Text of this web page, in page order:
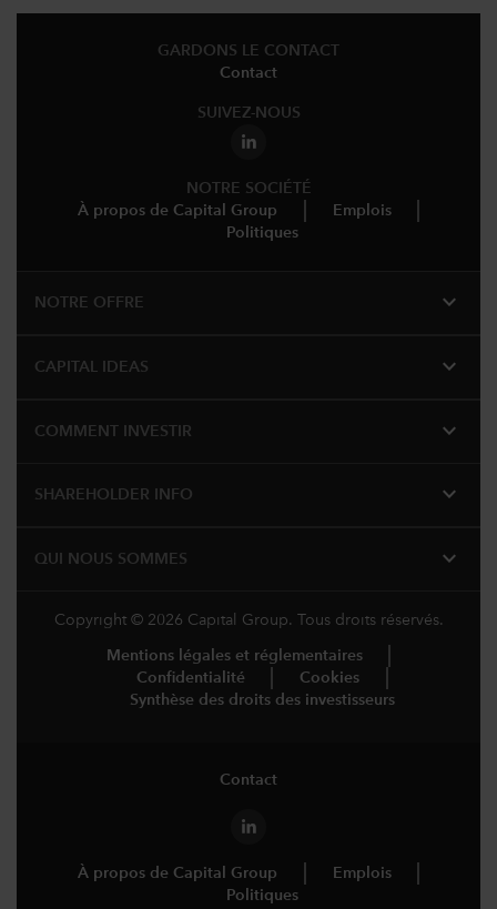
GARDONS LE CONTACT
Contact
SUIVEZ-NOUS
NOTRE SOCIÉTÉ
À propos de Capital Group
Emplois
Politiques
NOTRE OFFRE expand_more
CAPITAL IDEAS expand_more
COMMENT INVESTIR expand_more
SHAREHOLDER INFO expand_more
QUI NOUS SOMMES expand_more
Copyright © 2026 Capital Group. Tous droits réservés.
Mentions légales et réglementaires
Confidentialité
Cookies
Synthèse des droits des investisseurs
Contact
À propos de Capital Group
Emplois
Politiques